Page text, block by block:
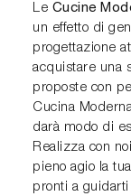
Le Cucine
un effetto di
progettazione
acquistare una
proposte con
Cucina
darà modo di
Realizza con
pieno agio la
pronti a guidarti